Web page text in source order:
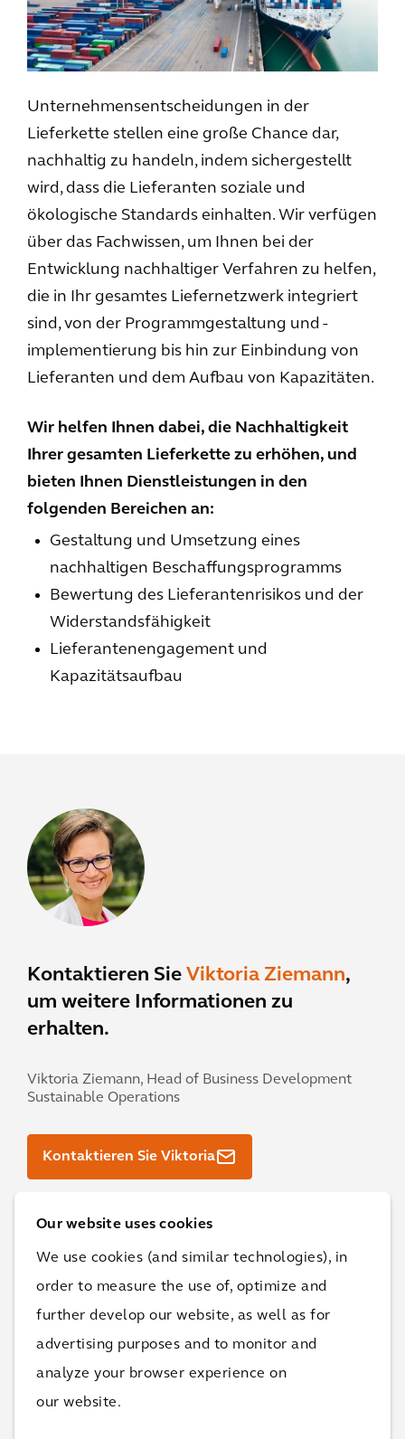
Our website uses cookies
We use cookies (and similar technologies), in
order to measure the use of, optimize and
further develop our website, as well as for
advertising purposes and to monitor and
analyze your browser experience on
our website.
Unternehmensentscheidungen in der
Lieferkette stellen eine große Chance dar,
nachhaltig zu handeln, indem sichergestellt
wird, dass die Lieferanten soziale und
ökologische Standards einhalten. Wir verfügen
über das Fachwissen, um Ihnen bei der
Entwicklung nachhaltiger Verfahren zu helfen,
die in Ihr gesamtes Liefernetzwerk integriert
sind, von der Programmgestaltung und -
implementierung bis hin zur Einbindung von
Lieferanten und dem Aufbau von Kapazitäten.
Wir helfen Ihnen dabei, die Nachhaltigkeit
Ihrer gesamten Lieferkette zu erhöhen, und
bieten Ihnen Dienstleistungen in den
folgenden Bereichen an:
Gestaltung und Umsetzung eines
nachhaltigen Beschaffungsprogramms
Bewertung des Lieferantenrisikos und der
Widerstandsfähigkeit
Lieferantenengagement und
Kapazitätsaufbau
Kontaktieren Sie Viktoria Ziemann,
um weitere Informationen zu
erhalten.
Viktoria Ziemann, Head of Business Development
Sustainable Operations
Kontaktieren Sie Viktoria
Kontaktieren Sie